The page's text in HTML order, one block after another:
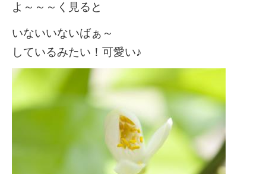
よ～～～く見ると
いないいないばぁ～
しているみたい！可愛い♪